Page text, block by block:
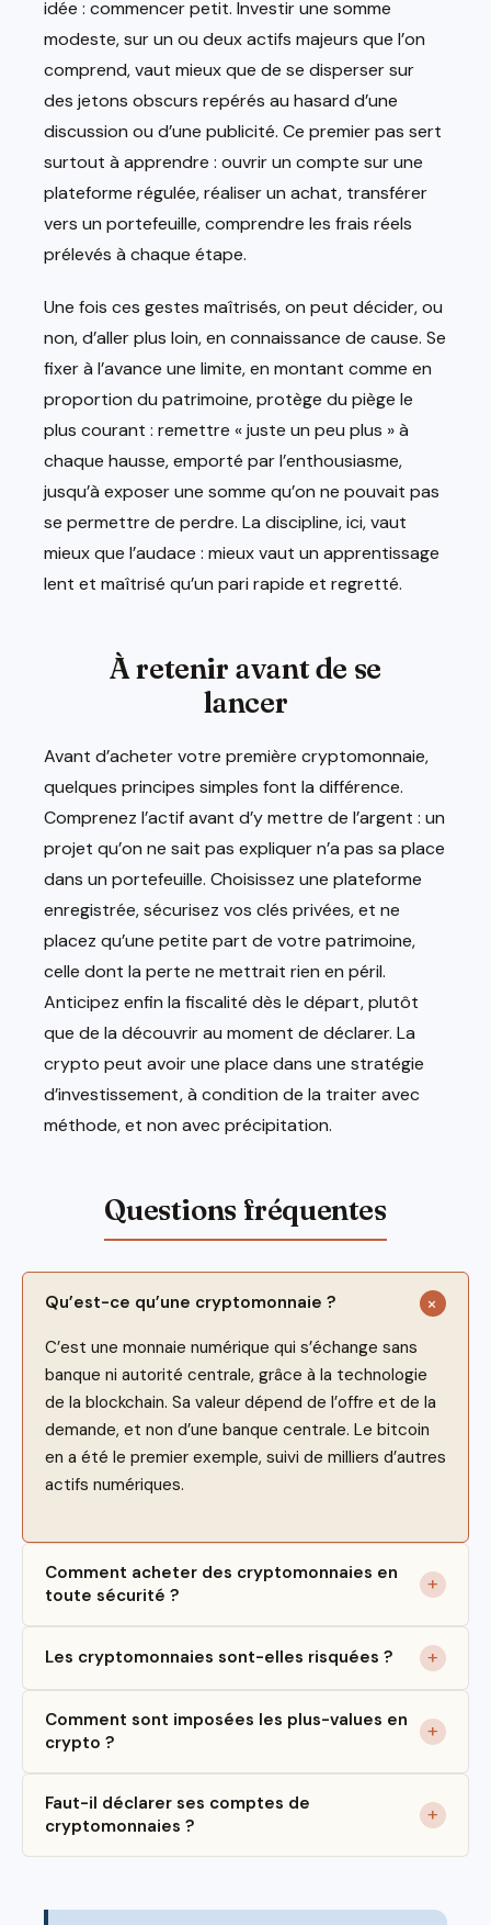
idée : commencer petit. Investir une somme
modeste, sur un ou deux actifs majeurs que l’on
comprend, vaut mieux que de se disperser sur
des jetons obscurs repérés au hasard d’une
discussion ou d’une publicité. Ce premier pas sert
surtout à apprendre : ouvrir un compte sur une
plateforme régulée, réaliser un achat, transférer
vers un portefeuille, comprendre les frais réels
prélevés à chaque étape.
Une fois ces gestes maîtrisés, on peut décider, ou
non, d’aller plus loin, en connaissance de cause. Se
fixer à l’avance une limite, en montant comme en
proportion du patrimoine, protège du piège le
plus courant : remettre « juste un peu plus » à
chaque hausse, emporté par l’enthousiasme,
jusqu’à exposer une somme qu’on ne pouvait pas
se permettre de perdre. La discipline, ici, vaut
mieux que l’audace : mieux vaut un apprentissage
lent et maîtrisé qu’un pari rapide et regretté.
À retenir avant de se
lancer
Avant d’acheter votre première cryptomonnaie,
quelques principes simples font la différence.
Comprenez l’actif avant d’y mettre de l’argent : un
projet qu’on ne sait pas expliquer n’a pas sa place
dans un portefeuille. Choisissez une plateforme
enregistrée, sécurisez vos clés privées, et ne
placez qu’une petite part de votre patrimoine,
celle dont la perte ne mettrait rien en péril.
Anticipez enfin la fiscalité dès le départ, plutôt
que de la découvrir au moment de déclarer. La
crypto peut avoir une place dans une stratégie
d’investissement, à condition de la traiter avec
méthode, et non avec précipitation.
Qu’est-ce qu’une cryptomonnaie ?
C’est une monnaie numérique qui s’échange sans
banque ni autorité centrale, grâce à la technologie
de la blockchain. Sa valeur dépend de l’offre et de la
demande, et non d’une banque centrale. Le bitcoin
en a été le premier exemple, suivi de milliers d’autres
actifs numériques.
Comment acheter des cryptomonnaies en
toute sécurité ?
Les cryptomonnaies sont-elles risquées ?
Comment sont imposées les plus-values en
crypto ?
Faut-il déclarer ses comptes de
cryptomonnaies ?